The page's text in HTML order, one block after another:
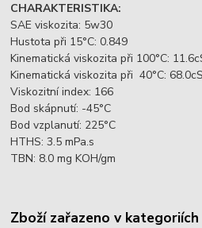
CHARAKTERISTIKA:
SAE viskozita: 5w30
Hustota při 15°C: 0.849
Kinematická viskozita při 100°C:
Kinematická viskozita při 40°C:
Viskozitní index: 166
Bod skápnutí: -45°C
Bod vzplanutí: 225°C
HTHS: 3.5 mPa.s
TBN: 8.0 mg KOH/gm
Zboží zařazeno v kategoriích